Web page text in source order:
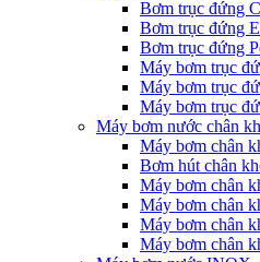
Bơm trục đứng
Bơm trục đứng
Bơm trục đứng
Máy bơm trục
Máy bơm trục
Máy bơm trục
Máy bơm nước chân
Máy bơm chân
Bơm hút chân
Máy bơm chân
Máy bơm chân
Máy bơm chân
Máy bơm chân